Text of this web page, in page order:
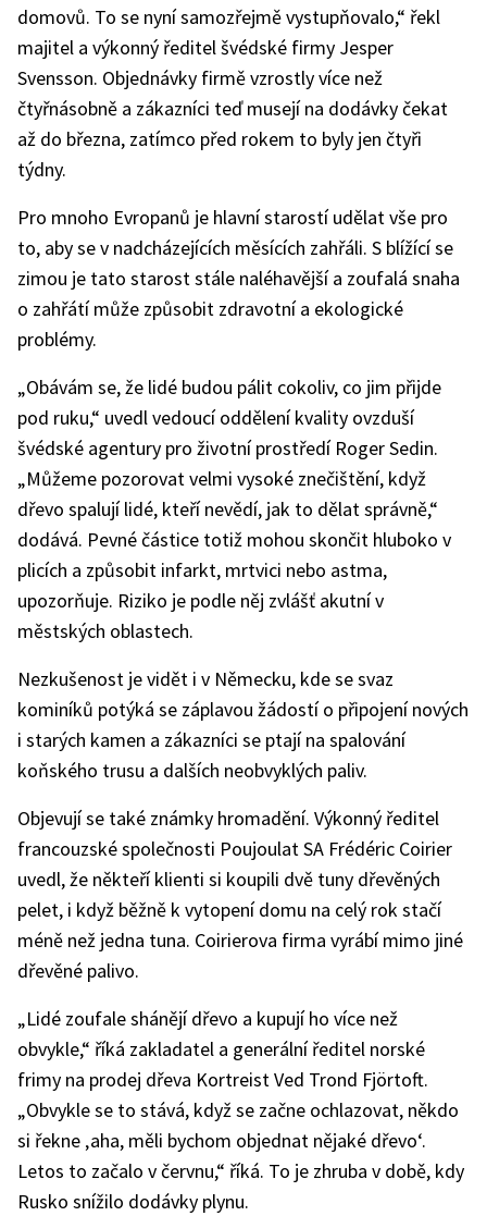
domovů. To se nyní samozřejmě vystupňovalo,“ řekl
majitel a výkonný ředitel švédské firmy Jesper
Svensson. Objednávky firmě vzrostly více než
čtyřnásobně a zákazníci teď musejí na dodávky čekat
až do března, zatímco před rokem to byly jen čtyři
týdny.
Pro mnoho Evropanů je hlavní starostí udělat vše pro
to, aby se v nadcházejících měsících zahřáli. S blížící se
zimou je tato starost stále naléhavější a zoufalá snaha
o zahřátí může způsobit zdravotní a ekologické
problémy.
„Obávám se, že lidé budou pálit cokoliv, co jim přijde
pod ruku,“ uvedl vedoucí oddělení kvality ovzduší
švédské agentury pro životní prostředí Roger Sedin.
„Můžeme pozorovat velmi vysoké znečištění, když
dřevo spalují lidé, kteří nevědí, jak to dělat správně,“
dodává. Pevné částice totiž mohou skončit hluboko v
plicích a způsobit infarkt, mrtvici nebo astma,
upozorňuje. Riziko je podle něj zvlášť akutní v
městských oblastech.
Nezkušenost je vidět i v Německu, kde se svaz
kominíků potýká se záplavou žádostí o připojení nových
i starých kamen a zákazníci se ptají na spalování
koňského trusu a dalších neobvyklých paliv.
Objevují se také známky hromadění. Výkonný ředitel
francouzské společnosti Poujoulat SA Frédéric Coirier
uvedl, že někteří klienti si koupili dvě tuny dřevěných
pelet, i když běžně k vytopení domu na celý rok stačí
méně než jedna tuna. Coirierova firma vyrábí mimo jiné
dřevěné palivo.
„Lidé zoufale shánějí dřevo a kupují ho více než
obvykle,“ říká zakladatel a generální ředitel norské
frimy na prodej dřeva Kortreist Ved Trond Fjörtoft.
„Obvykle se to stává, když se začne ochlazovat, někdo
si řekne ‚aha, měli bychom objednat nějaké dřevo‘.
Letos to začalo v červnu,“ říká. To je zhruba v době, kdy
Rusko snížilo dodávky plynu.